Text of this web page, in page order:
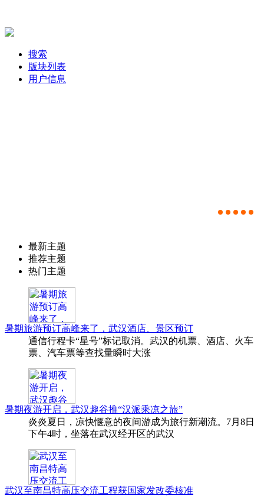
搜索
版块列表
用户信息
最新主题
推荐主题
热门主题
暑期旅游预订高峰来了，武汉酒店、景区预订
通信行程卡“星号”标记取消。武汉的机票、酒店、火车
票、汽车票等查找量瞬时大涨
暑期夜游开启，武汉趣谷推“汉派乘凉之旅”
炎炎夏日，凉快惬意的夜间游成为旅行新潮流。7月8日
下午4时，坐落在武汉经开区的武汉
武汉至南昌特高压交流工程获国家发改委核准